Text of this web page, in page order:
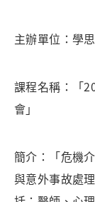
主辦單位：學
課程名稱：「
會」
簡介：「危機
與意外事故處